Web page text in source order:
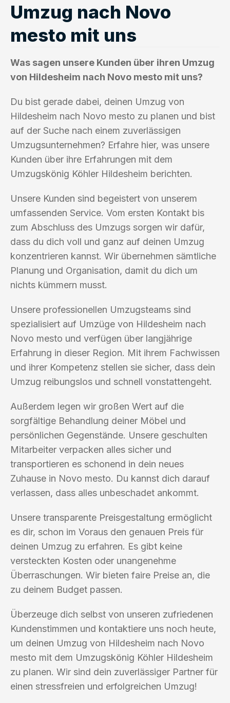
Umzug nach Novo
mesto mit uns
Was sagen unsere Kunden über ihren Umzug
von Hildesheim nach Novo mesto mit uns?
Du bist gerade dabei, deinen Umzug von
Hildesheim nach Novo mesto zu planen und bist
auf der Suche nach einem zuverlässigen
Umzugsunternehmen? Erfahre hier, was unsere
Kunden über ihre Erfahrungen mit dem
Umzugskönig Köhler Hildesheim berichten.
Unsere Kunden sind begeistert von unserem
umfassenden Service. Vom ersten Kontakt bis
zum Abschluss des Umzugs sorgen wir dafür,
dass du dich voll und ganz auf deinen Umzug
konzentrieren kannst. Wir übernehmen sämtliche
Planung und Organisation, damit du dich um
nichts kümmern musst.
Unsere professionellen Umzugsteams sind
spezialisiert auf Umzüge von Hildesheim nach
Novo mesto und verfügen über langjährige
Erfahrung in dieser Region. Mit ihrem Fachwissen
und ihrer Kompetenz stellen sie sicher, dass dein
Umzug reibungslos und schnell vonstattengeht.
Außerdem legen wir großen Wert auf die
sorgfältige Behandlung deiner Möbel und
persönlichen Gegenstände. Unsere geschulten
Mitarbeiter verpacken alles sicher und
transportieren es schonend in dein neues
Zuhause in Novo mesto. Du kannst dich darauf
verlassen, dass alles unbeschadet ankommt.
Unsere transparente Preisgestaltung ermöglicht
es dir, schon im Voraus den genauen Preis für
deinen Umzug zu erfahren. Es gibt keine
versteckten Kosten oder unangenehme
Überraschungen. Wir bieten faire Preise an, die
zu deinem Budget passen.
Überzeuge dich selbst von unseren zufriedenen
Kundenstimmen und kontaktiere uns noch heute,
um deinen Umzug von Hildesheim nach Novo
mesto mit dem Umzugskönig Köhler Hildesheim
zu planen. Wir sind dein zuverlässiger Partner für
einen stressfreien und erfolgreichen Umzug!